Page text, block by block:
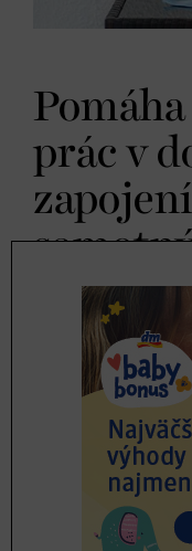
prác v
Veru, ani rozpis
Michaeleen
nasledovne: V
úloha konkrétnej
vzdialeným však je,
len za úlohy, ktoré
jej. Dospievajúci by
práce je
potom ich urobiť